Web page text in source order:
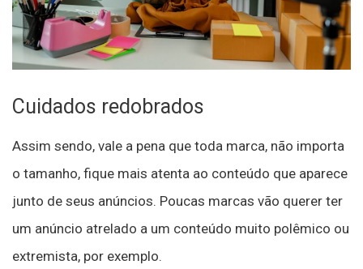
Cuidados redobrados
Assim sendo, vale a pena que toda marca, não importa
o tamanho, fique mais atenta ao conteúdo que aparece
junto de seus anúncios. Poucas marcas vão querer ter
um anúncio atrelado a um conteúdo muito polêmico ou
extremista, por exemplo.